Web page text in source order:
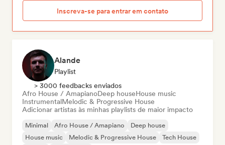
Inscreva-se para entrar em contato
Alande
Playlist
> 3000 feedbacks enviados
Afro House / AmapianoDeep houseHouse music
InstrumentalMelodic & Progressive House
Adicionar artistas às minhas playlists de maior impacto
Minimal Afro House / Amapiano
Deep house
House music
Melodic & Progressive House
Tech House